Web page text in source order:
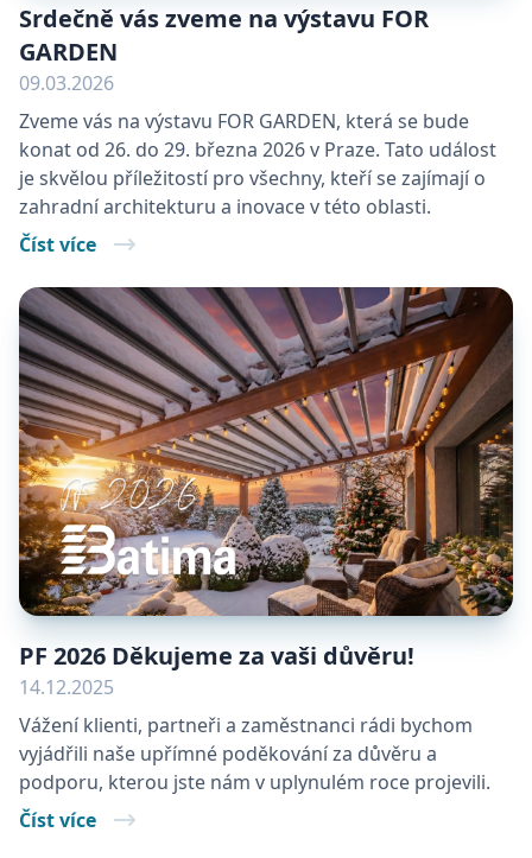
Srdečně vás zveme na výstavu FOR
GARDEN
09.03.2026
Zveme vás na výstavu FOR GARDEN, která se bude
konat od 26. do 29. března 2026 v Praze. Tato událost
je skvělou příležitostí pro všechny, kteří se zajímají o
zahradní architekturu a inovace v této oblasti.
Číst více
PF 2026 Děkujeme za vaši důvěru!
14.12.2025
Vážení klienti, partneři a zaměstnanci rádi bychom
vyjádřili naše upřímné poděkování za důvěru a
podporu, kterou jste nám v uplynulém roce projevili.
Číst více